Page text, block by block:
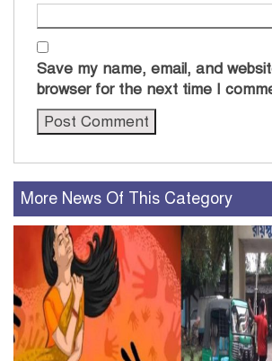
Save my name, email, and
browser for the next time I
More News Of This Category